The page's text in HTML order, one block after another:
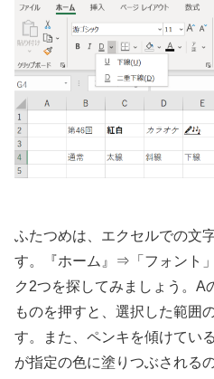
ふたつめは、エクセルでの文
す。『ホーム』⇒「フォント
ク2つを探してみましょう。A
ものを押すと、選択した範囲
す。また、ペンキを傾けてい
が指定の色に塗りつぶされる